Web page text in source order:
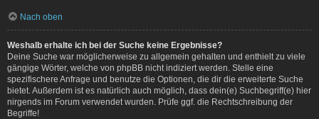
Nach oben
Weshalb erhalte ich bei der Suche keine Ergebnisse?
Deine Suche war möglicherweise zu allgemein gehalten und enthielt zu viele
gängige Wörter, welche von phpBB nicht indiziert werden. Stelle eine
spezifischere Anfrage und benutze die Optionen, die dir die erweiterte Suche
bietet. Außerdem ist es natürlich auch möglich, dass dein(e) Suchbegriff(e) hier
nirgends im Forum verwendet wurden. Prüfe ggf. die Rechtschreibung der
Begriffe!